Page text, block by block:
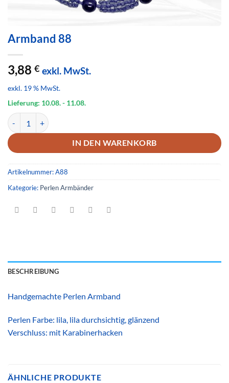
Armband 88
3,88 € exkl. MwSt.
exkl. 19 % MwSt.
Lieferung: 10.08.- 11.08.
Armband 88 Menge
IN DEN WARENKORB
Artikelnummer:A88
Kategorie: Perlen Armbänder
BESCHREIBUNG
Handgemachte Perlen Armband
Perlen Farbe: lila, lila durchsichtig, glänzend
Verschluss: mit Karabinerhacken
ÄHNLICHE PRODUKTE